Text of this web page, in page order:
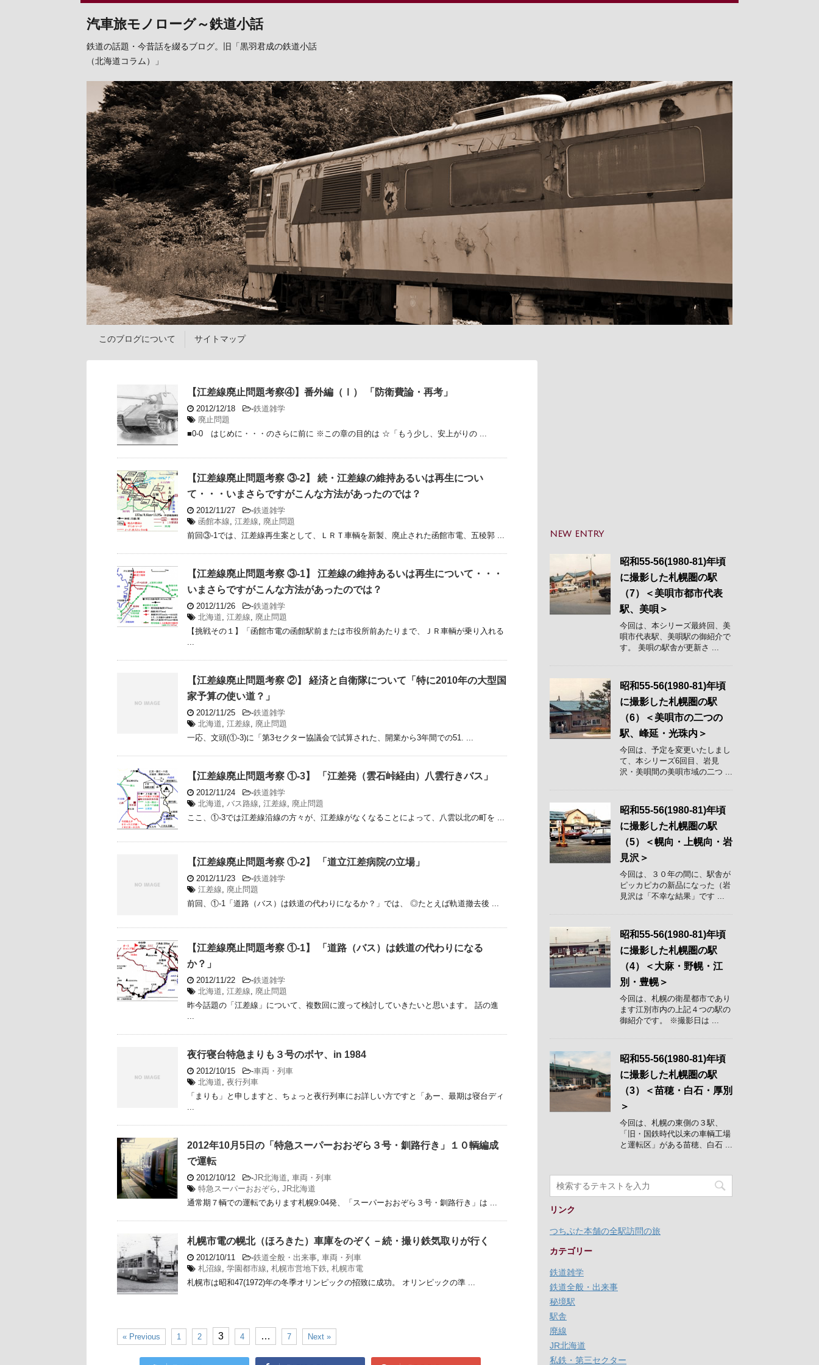
汽車旅モノローグ～鉄道小話
鉄道の話題・今昔話を綴るブログ。旧「黒羽君成の鉄道小話
（北海道コラム）」
このブログについて サイトマップ
【江差線廃止問題考察④】番外編（Ⅰ） 「防衛費論・再考」
2012/12/18 -鉄道雑学
廃止問題
■0-0 はじめに・・・のさらに前に ※この章の目的は ☆「もう少し、安上がりの ...
【江差線廃止問題考察 ③-2】 続・江差線の維持あるいは再生につい
て・・・いまさらですがこんな方法があったのでは？
2012/11/27 -鉄道雑学
函館本線, 江差線, 廃止問題
前回③-1では、江差線再生案として、ＬＲＴ車輌を新製、廃止された函館市電、五稜郭 ...
【江差線廃止問題考察 ③-1】 江差線の維持あるいは再生について・・・
いまさらですがこんな方法があったのでは？
2012/11/26 -鉄道雑学
北海道, 江差線, 廃止問題
【挑戦その１】「函館市電の函館駅前または市役所前あたりまで、ＪＲ車輌が乗り入れる
...
【江差線廃止問題考察 ②】 経済と自衛隊について「特に2010年の大型国
家予算の使い道？」
2012/11/25 -鉄道雑学
北海道, 江差線, 廃止問題
一応、文頭(①-3)に「第3セクター協議会で試算された、開業から3年間での51. ...
【江差線廃止問題考察 ①-3】 「江差発（雲石峠経由）八雲行きバス」
2012/11/24 -鉄道雑学
北海道, バス路線, 江差線, 廃止問題
ここ、①-3では江差線沿線の方々が、江差線がなくなることによって、八雲以北の町を ...
【江差線廃止問題考察 ①-2】 「道立江差病院の立場」
2012/11/23 -鉄道雑学
江差線, 廃止問題
前回、①-1「道路（バス）は鉄道の代わりになるか？」では、 ◎たとえば軌道撤去後 ...
【江差線廃止問題考察 ①-1】 「道路（バス）は鉄道の代わりになる
か？」
2012/11/22 -鉄道雑学
北海道, 江差線, 廃止問題
昨今話題の「江差線」について、複数回に渡って検討していきたいと思います。 話の進
...
夜行寝台特急まりも３号のボヤ、in 1984
2012/10/15 -車両・列車
北海道, 夜行列車
「まりも」と申しますと、ちょっと夜行列車にお詳しい方ですと「あー、最期は寝台ディ
...
2012年10月5日の「特急スーパーおおぞら３号・釧路行き」１０輌編成
で運転
2012/10/12 -JR北海道, 車両・列車
特急スーパーおおぞら , JR北海道
通常期７輌での運転であります札幌9:04発、「スーパーおおぞら３号・釧路行き」は ...
札幌市電の幌北（ほろきた）車庫をのぞく－続・撮り鉄気取りが行く
2012/10/11 -鉄道全般・出来事, 車両・列車
札沼線, 学園都市線, 札幌市営地下鉄, 札幌市電
札幌市は昭和47(1972)年の冬季オリンピックの招致に成功。 オリンピックの準 ...
« Previous 1 2 3 4 … 7 Next »
NEW ENTRY
昭和55-56(1980-81)年頃
に撮影した札幌圏の駅
（7）＜美唄市都市代表
駅、美唄＞
今回は、本シリーズ最終回、美
唄市代表駅、美唄駅の御紹介で
す。 美唄の駅舎が更新さ ...
昭和55-56(1980-81)年頃
に撮影した札幌圏の駅
（6）＜美唄市の二つの
駅、峰延・光珠内＞
今回は、予定を変更いたしまし
て、本シリーズ6回目、岩見
沢・美唄間の美唄市域の二つ ...
昭和55-56(1980-81)年頃
に撮影した札幌圏の駅
（5）＜幌向・上幌向・岩
見沢＞
今回は、３０年の間に、駅舎が
ピッカピカの新品になった（岩
見沢は「不幸な結果」です ...
昭和55-56(1980-81)年頃
に撮影した札幌圏の駅
（4）＜大麻・野幌・江
別・豊幌＞
今回は、札幌の衛星都市であり
ます江別市内の上記４つの駅の
御紹介です。 ※撮影日は ...
昭和55-56(1980-81)年頃
に撮影した札幌圏の駅
（3）＜苗穂・白石・厚別
＞
今回は、札幌の東側の３駅、
「旧・国鉄時代以来の車輌工場
と運転区」がある苗穂、白石 ...
リンク
つちぶた本舗の全駅訪問の旅
カテゴリー
鉄道雑学
鉄道全般・出来事
秘境駅
駅舎
廃線
JR北海道
私鉄・第三セクター